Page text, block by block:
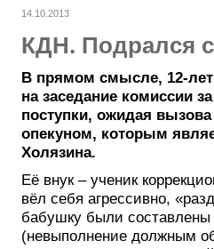
14.10.2013
КДН. Подрался
В прямом смысле, 12-
на заседание комиссии
поступки, ожидая
опекуном, которым
Холязина.
Её внук – ученик
вёл себя агрессивно,
бабушку были
(невыполнение должным